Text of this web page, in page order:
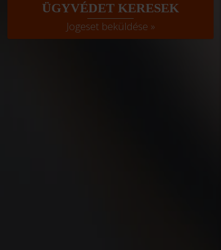
ÜGYVÉDET KERESEK
Jogeset beküldése »